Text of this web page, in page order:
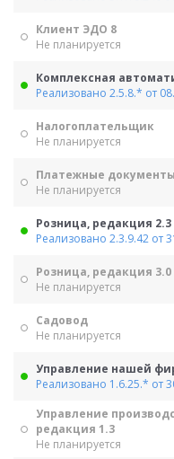
Клиент ЭДО 8
Не планируется
Комплексная
Реализовано 2.5.8.* от
Налогоплательщик
Не планируется
Платежные документы
Не планируется
Розница, редакция 2.3
Реализовано 2.3.9.42 от
Розница, редакция 3.0
Не планируется
Садовод
Не планируется
Управление нашей
Реализовано 1.6.25.* от
Управление
редакция 1.3
Не планируется